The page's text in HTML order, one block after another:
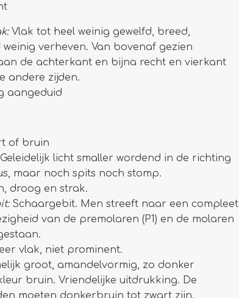
Vlak tot heel weinig gewelfd, breed,
verheven. Van bovenaf gezien
de achterkant en bijna recht en vierkant
andere zijden.
aangeduid
of bruin
Geleidelijk licht smaller wordend in de richting
maar noch spits noch stomp.
droog en strak.
Schaargebit. Men streeft naar een compleet
van de premolaren (P1) en de molaren
vlak, niet prominent.
groot, amandelvormig, zo donker
bruin. Vriendelijke uitdrukking. De
moeten donkerbruin tot zwart zijn.